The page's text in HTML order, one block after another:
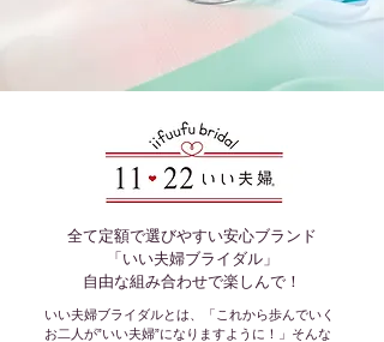
全て定額で選びやすい安心ブランド
「いい夫婦ブライダル」
自由な組み合わせで楽しんで！
いい夫婦ブライダルとは、
「これから歩んでいく
お二人が”いい夫婦”になりますように！」 そんな